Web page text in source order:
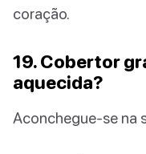
coração.
19. Cobertor
aquecida?
Aconchegue-se na